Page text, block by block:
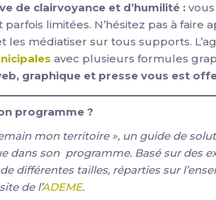
de clairvoyance et d’humilité :
limitées. N’hésitez pas à
les médiatiser sur tous supports.
avec plusieurs formules
graphique et presse vous est
programme ?
mon territoire », un guide de
dans son programme. Basé sur des
différentes tailles, réparties sur
de l’ADEME.